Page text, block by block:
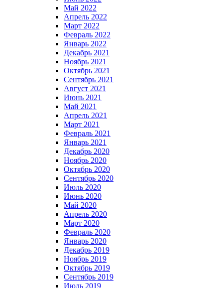
Май 2022
Апрель 2022
Март 2022
Февраль 2022
Январь 2022
Декабрь 2021
Ноябрь 2021
Октябрь 2021
Сентябрь 2021
Август 2021
Июнь 2021
Май 2021
Апрель 2021
Март 2021
Февраль 2021
Январь 2021
Декабрь 2020
Ноябрь 2020
Октябрь 2020
Сентябрь 2020
Июль 2020
Июнь 2020
Май 2020
Апрель 2020
Март 2020
Февраль 2020
Январь 2020
Декабрь 2019
Ноябрь 2019
Октябрь 2019
Сентябрь 2019
Июль 2019